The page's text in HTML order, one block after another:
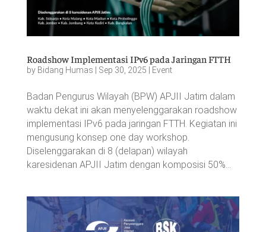
Roadshow Implementasi IPv6 pada Jaringan FTTH
by Bidang Humas | Sep 30, 2025 | Event
Badan Pengurus Wilayah (BPW) APJII Jatim dalam
waktu dekat ini akan menyelenggarakan roadshow
implementasi IPv6 pada jaringan FTTH. Kegiatan ini
mengusung konsep one day workshop.
Diselenggarakan di 8 (delapan) wilayah
karesidenan APJII Jatim dengan komposisi 50%...